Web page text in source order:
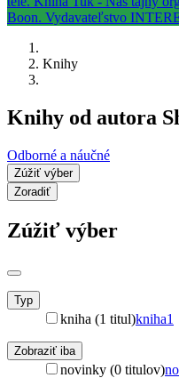
Knihy
Knihy od autora
Odborné a náučné
Zúžiť výber
Zoradiť
Zúžiť výber
Typ
kniha (1 titul)kniha1
Zobraziť iba
novinky (0 titulov)